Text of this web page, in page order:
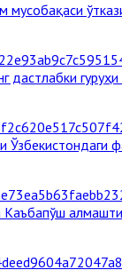
мусобақаси
дастлабки
Ўзбекистондаги